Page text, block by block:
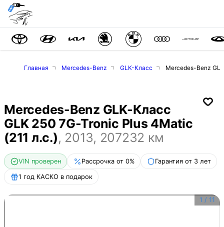
Главная Mercedes-Benz GLK-Класс Mercedes-Benz
Mercedes-Benz GLK-Класс
GLK 250 7G-Tronic Plus 4Matic
(211 л.с.), 2013, 207232 км
VIN проверен Рассрочка от 0% Гарантия от 3 лет
1 год КАСКО в подарок
1 / 11